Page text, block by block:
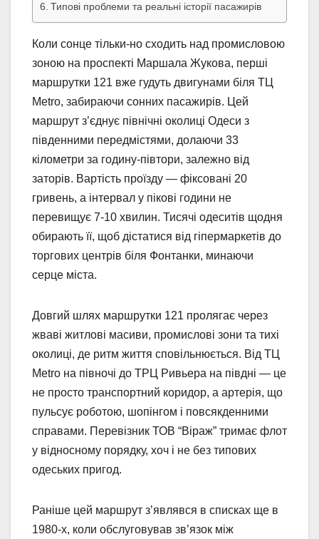
Типові проблеми та реальні історії пасажирів
Коли сонце тільки-но сходить над промисловою
зоною на проспекті Маршала Жукова, перші
маршрутки 121 вже гудуть двигунами біля ТЦ
Metro, забираючи сонних пасажирів. Цей
маршрут з’єднує північні околиці Одеси з
південними передмістями, долаючи 33
кілометри за годину-півтори, залежно від
заторів. Вартість проїзду — фіксовані 20
гривень, а інтервал у пікові години не
перевищує 7-10 хвилин. Тисячі одеситів щодня
обирають її, щоб дістатися від гіпермаркетів до
торгових центрів біля Фонтанки, минаючи
серце міста.
Довгий шлях маршрутки 121 пролягає через
жваві житлові масиви, промислові зони та тихі
околиці, де ритм життя сповільнюється. Від ТЦ
Metro на півночі до ТРЦ Ривьера на півдні — це
не просто транспортний коридор, а артерія, що
пульсує роботою, шопінгом і повсякденними
справами. Перевізник ТОВ “Віраж” тримає флот
у відносному порядку, хоч і не без типових
одеських пригод.
Раніше цей маршрут з’являвся в списках ще в
1980-х, коли обслуговував зв’язок між